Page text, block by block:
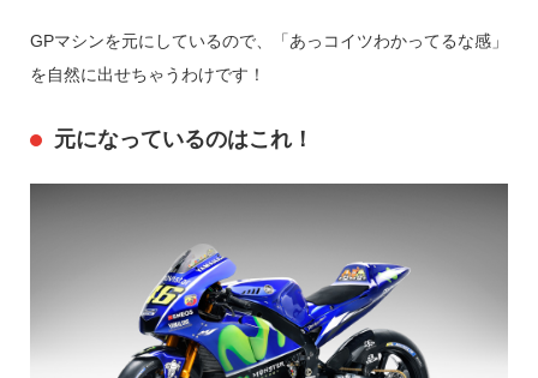
GPマシンを元にしているので、「あっコイツわかってるな感」
を自然に出せちゃうわけです！
元になっているのはこれ！